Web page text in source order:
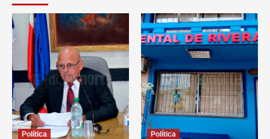
Política Política